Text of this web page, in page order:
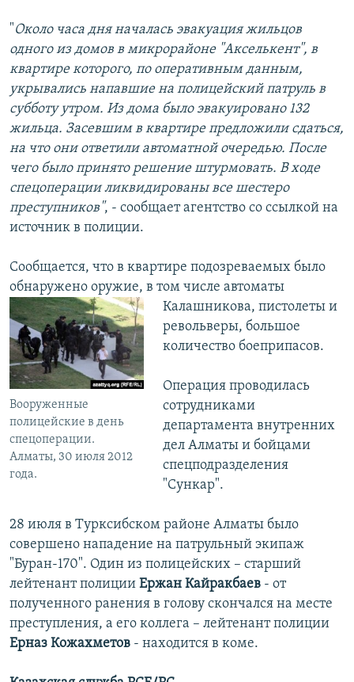
"Около часа дня началась эвакуация жильцов
одного из домов в микрорайоне "Акселькент", в
квартире которого, по оперативным данным,
укрывались напавшие на полицейский патруль в
субботу утром. Из дома было эвакуировано 132
жильца. Засевшим в квартире предложили сдаться,
на что они ответили автоматной очередью. После
чего было принято решение штурмовать. В ходе
спецоперации ликвидированы все шестеро
преступников", - сообщает агентство со ссылкой на
источник в полиции.
Сообщается, что в квартире подозреваемых было
обнаружено оружие, в том числе
Вооруженные
полицейские в день
спецоперации.
Алматы, 30 июля 2012
года.
автоматы
Калашникова, пистолеты и
револьверы, большое
количество боеприпасов.
Операция проводилась
сотрудниками
департамента внутренних
дел Алматы и бойцами
спецподразделения
"Сункар".
28 июля в Турксибском районе Алматы было
совершено нападение на патрульный экипаж
"Буран-170". Один из полицейских – старший
лейтенант полиции Ержан Кайракбаев - от
полученного ранения в голову скончался на месте
преступления, а его коллега – лейтенант полиции
Ерназ Кожахметов - находится в коме.